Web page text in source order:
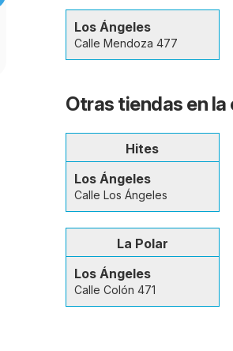
Los Ángeles
Calle Mendoza 477
Otras tiendas en
Hites
Los Ángeles
Calle Los Ángeles
La Polar
Los Ángeles
Calle Colón 471